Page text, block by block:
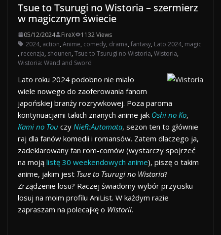
Tsue to Tsurugi no Wistoria – szermierz
w magicznym świecie
05/12/2024 FireX
1132 Views
2024, action, Anime, comedy, drama, fantasy, Lato 2024, magic
, recenzja, shounen, Tsue to Tsurugi no Wistoria, Wistoria,
Wistoria: Wand and Sword
Lato roku 2024 podobno nie miało
wiele nowego do zaoferowania fanom
japońskiej branży rozrywkowej. Poza paroma
kontynuacjami takich znanych anime jak Oshi no Ko,
Kami no Tou czy NieR:Automata, sezon ten to głównie
raj dla fanów komedii i romansów. Zatem dlaczego ja,
zadeklarowany fan rom-comów (wystarczy spojrzeć
na moją listę 30 weekendowych anime), piszę o takim
anime, jakim jest Tsue to Tsurugi no Wistoria?
Zrządzenie losu? Raczej świadomy wybór przycisku
losuj na moim profilu AniList. W każdym razie
zapraszam na polecajkę o Wistorii.